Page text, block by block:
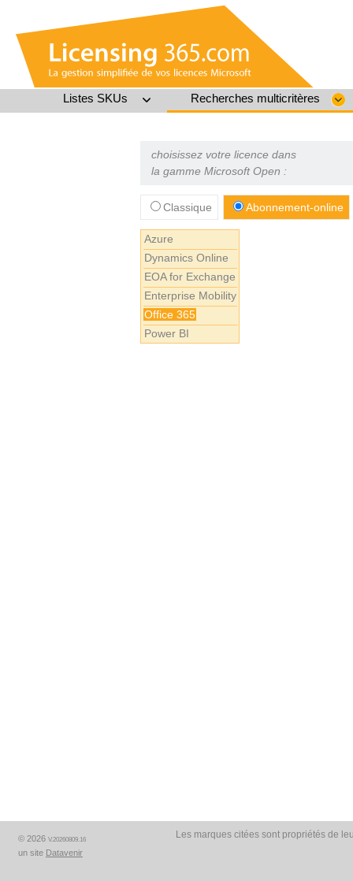
Listes SKUs Recherches multicritères
choisissez votre licence dans
la gamme Microsoft Open :
Classique Abonnement-online
Azure
Dynamics Online
EOA for Exchange
Enterprise Mobility
Office 365
Power BI
© 2026 V.20260809.16
un site Datavenir
Les marques citées sont propriétés de